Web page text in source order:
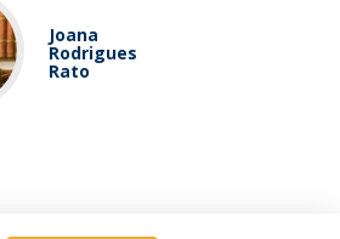
Joana
Rodrigues
Rato